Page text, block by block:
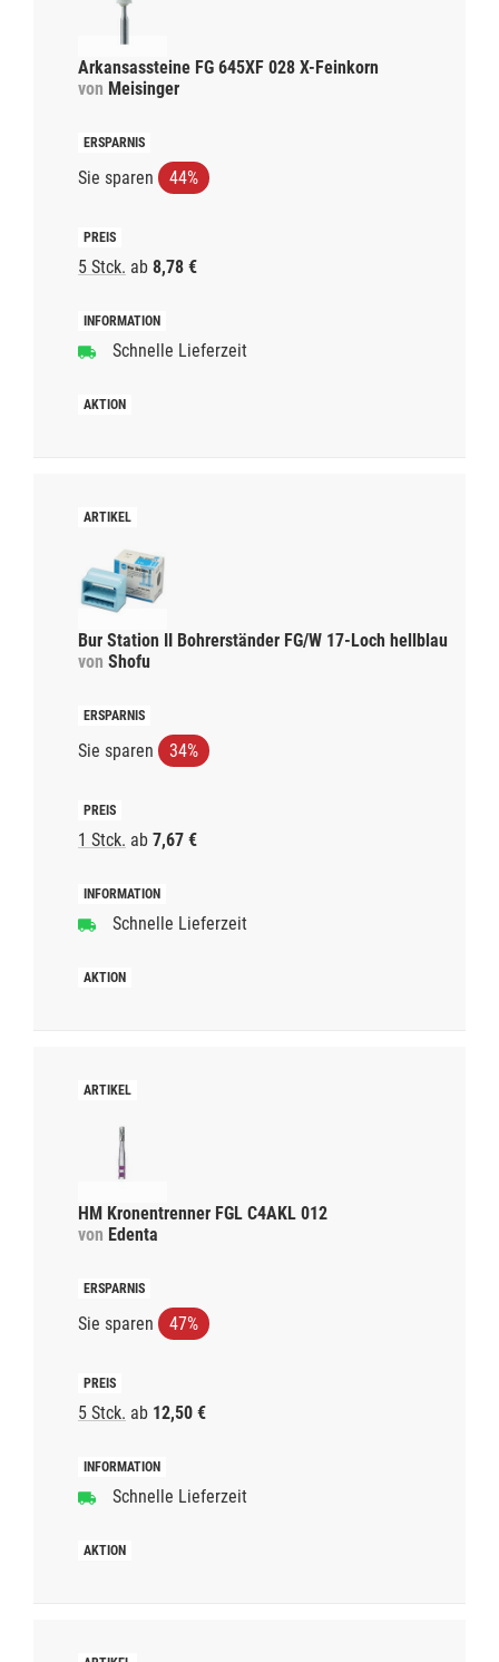
Arkansassteine FG 645XF 028 X-Feinkorn
von Meisinger
Sie sparen 44%
5 Stck. ab 8,78 €
Schnelle Lieferzeit
Bur Station II Bohrerständer FG/W 17-Loch hellblau
von Shofu
Sie sparen 34%
1 Stck. ab 7,67 €
Schnelle Lieferzeit
HM Kronentrenner FGL C4AKL 012
von Edenta
Sie sparen 47%
5 Stck. ab 12,50 €
Schnelle Lieferzeit